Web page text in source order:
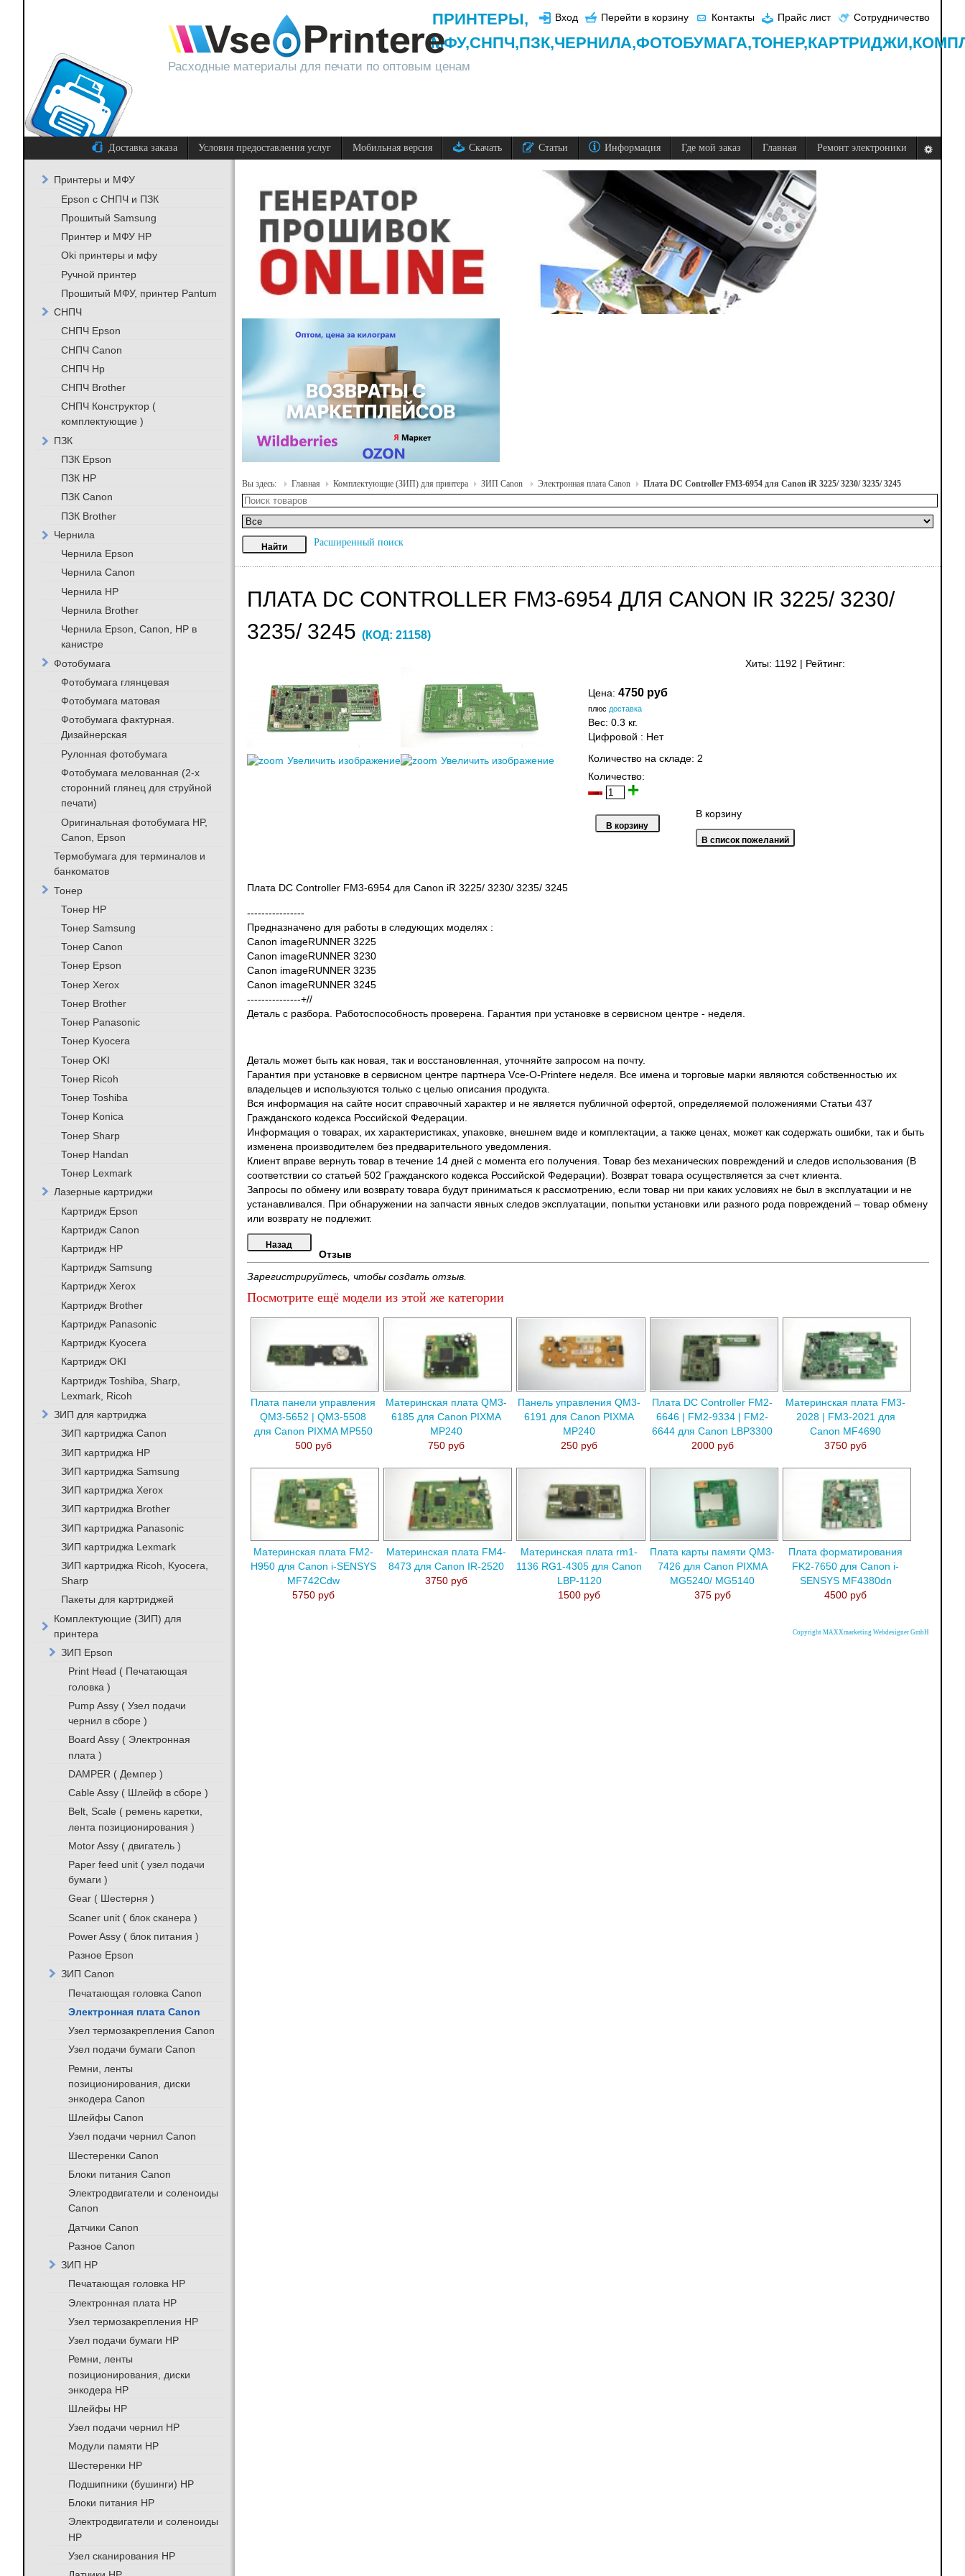
Расходные материалы для печати по оптовым ценам
Вход Перейти в корзину Контакты Прайс лист Сотрудничество
ПРИНТЕРЫ,
МФУ,СНПЧ,ПЗК,ЧЕРНИЛА,ФОТОБУМАГА,ТОНЕР,КАРТРИДЖИ,
Доставка заказа Условия предоставления услуг Мобильная версия Скачать Статьи Информация Где мой заказ Главная Ремонт электроники
Вы здесь: Главная Комплектующие (ЗИП) для принтера ЗИП Canon Электронная плата Canon Плата DC Controller FM3-6954 для Canon iR 3225/ 3230/ 3235/ 3245
Расширенный поиск
ПЛАТА DC CONTROLLER FM3-6954 ДЛЯ CANON IR 3225/ 3230/
3235/ 3245 (КОД: 21158)
Хиты: 1192 Рейтинг:
Увеличить изображение Увеличить изображение
Цена: 4750 руб
плюс доставка
Вес: 0.3 кг.
Цифровой : Нет
Количество на складе: 2
Количество:
В корзину
Плата DC Controller FM3-6954 для Canon iR 3225/ 3230/ 3235/ 3245
----------------
Предназначено для работы в следующих моделях :
Canon imageRUNNER 3225
Canon imageRUNNER 3230
Canon imageRUNNER 3235
Canon imageRUNNER 3245
---------------+//
Деталь с разбора. Работоспособность проверена. Гарантия при установке в сервисном центре - неделя.
Деталь может быть как новая, так и восстановленная, уточняйте запросом на почту.
Гарантия при установке в сервисном центре партнера Vce-O-Printere неделя. Все имена и торговые марки являются собственностью их
владельцев и используются только с целью описания продукта.
Вся информация на сайте носит справочный характер и не является публичной офертой, определяемой положениями Статьи 437
Гражданского кодекса Российской Федерации.
Информация о товарах, их характеристиках, упаковке, внешнем виде и комплектации, а также ценах, может как содержать ошибки, так и быть
изменена производителем без предварительного уведомления.
Клиент вправе вернуть товар в течение 14 дней с момента его получения. Товар без механических повреждений и следов использования (В
соответствии со статьей 502 Гражданского кодекса Российской Федерации). Возврат товара осуществляется за счет клиента.
Запросы по обмену или возврату товара будут приниматься к рассмотрению, если товар ни при каких условиях не был в эксплуатации и не
устанавливался. При обнаружении на запчасти явных следов эксплуатации, попытки установки или разного рода повреждений – товар обмену
или возврату не подлежит.
Отзыв
Зарегистрируйтесь, чтобы создать отзыв.
Посмотрите ещё модели из этой же категории
Плата панели управления
QM3-5652 | QM3-5508
для Canon PIXMA MP550
500 руб
Материнская плата QM3-
6185 для Canon PIXMA
MP240
750 руб
Панель управления QM3-
6191 для Canon PIXMA
MP240
250 руб
Плата DC Controller FM2-
6646 | FM2-9334 | FM2-
6644 для Canon LBP3300
2000 руб
Материнская плата FM3-
2028 | FM3-2021 для
Canon MF4690
3750 руб
Материнская плата FM2-
H950 для Canon i-SENSYS
MF742Cdw
5750 руб
Материнская плата FM4-
8473 для Canon IR-2520
3750 руб
Материнская плата rm1-
1136 RG1-4305 для Canon
LBP-1120
1500 руб
Плата карты памяти QM3-
7426 для Canon PIXMA
MG5240/ MG5140
375 руб
Плата форматирования
FK2-7650 для Canon i-
SENSYS MF4380dn
4500 руб
Copyright MAXXmarketing Webdesigner GmbH
Принтеры и МФУ
Epson с СНПЧ и ПЗК
Прошитый Samsung
Принтер и МФУ HP
Oki принтеры и мфу
Ручной принтер
Прошитый МФУ, принтер Pantum
СНПЧ
СНПЧ Epson
СНПЧ Canon
СНПЧ Hp
СНПЧ Brother
СНПЧ Конструктор (
комплектующие )
ПЗК
ПЗК Epson
ПЗК HP
ПЗК Canon
ПЗК Brother
Чернила
Чернила Epson
Чернила Canon
Чернила HP
Чернила Brother
Чернила Epson, Canon, HP в
канистре
Фотобумага
Фотобумага глянцевая
Фотобумага матовая
Фотобумага фактурная.
Дизайнерская
Рулонная фотобумага
Фотобумага мелованная (2-х
сторонний глянец для струйной
печати)
Оригинальная фотобумага HP,
Canon, Epson
Термобумага для терминалов и
банкоматов
Тонер
Тонер HP
Тонер Samsung
Тонер Canon
Тонер Epson
Тонер Xerox
Тонер Brother
Тонер Panasonic
Тонер Kyocera
Тонер OKI
Тонер Ricoh
Тонер Toshiba
Тонер Konica
Тонер Sharp
Тонер Handan
Тонер Lexmark
Лазерные картриджи
Картридж Epson
Картридж Canon
Картридж HP
Картридж Samsung
Картридж Xerox
Картридж Brother
Картридж Panasonic
Картридж Kyocera
Картридж OKI
Картридж Toshiba, Sharp,
Lexmark, Ricoh
ЗИП для картриджа
ЗИП картриджа Canon
ЗИП картриджа HP
ЗИП картриджа Samsung
ЗИП картриджа Xerox
ЗИП картриджа Brother
ЗИП картриджа Panasonic
ЗИП картриджа Lexmark
ЗИП картриджа Ricoh, Kyocera,
Sharp
Пакеты для картриджей
Комплектующие (ЗИП) для
принтера
ЗИП Epson
Print Head ( Печатающая
головка )
Pump Assy ( Узел подачи
чернил в сборе )
Board Assy ( Электронная
плата )
DAMPER ( Демпер )
Cable Assy ( Шлейф в сборе )
Belt, Scale ( ремень каретки,
лента позиционирования )
Motor Assy ( двигатель )
Paper feed unit ( узел подачи
бумаги )
Gear ( Шестерня )
Scaner unit ( блок сканера )
Power Assy ( блок питания )
Разное Epson
ЗИП Canon
Печатающая головка Canon
Электронная плата Canon
Узел термозакрепления Canon
Узел подачи бумаги Canon
Ремни, ленты
позиционирования, диски
энкодера Canon
Шлейфы Canon
Узел подачи чернил Canon
Шестеренки Canon
Блоки питания Canon
Электродвигатели и соленоиды
Canon
Датчики Canon
Разное Canon
ЗИП HP
Печатающая головка HP
Электронная плата HP
Узел термозакрепления HP
Узел подачи бумаги HP
Ремни, ленты
позиционирования, диски
энкодера HP
Шлейфы HP
Узел подачи чернил HP
Модули памяти HP
Шестеренки HP
Подшипники (бушинги) HP
Блоки питания HP
Электродвигатели и соленоиды
HP
Узел сканирования HP